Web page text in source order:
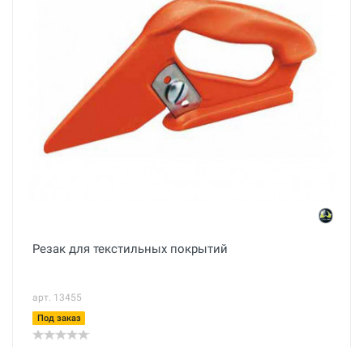
Резак для текстильных покрытий
арт. 13455
Под заказ